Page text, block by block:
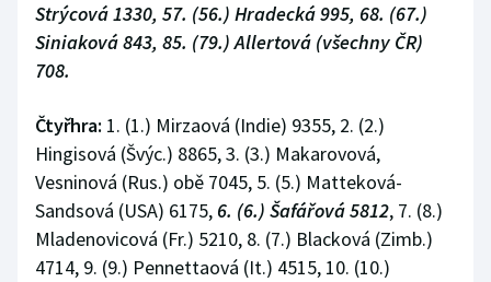
Strýcová 1330, 57. (56.) Hradecká 995, 68. (67.)
Siniaková 843, 85. (79.) Allertová (všechny ČR)
708.
Čtyřhra: 1. (1.) Mirzaová (Indie) 9355, 2. (2.)
Hingisová (Švýc.) 8865, 3. (3.) Makarovová,
Vesninová (Rus.) obě 7045, 5. (5.) Matteková-
Sandsová (USA) 6175, 6. (6.) Šafářová 5812, 7. (8.)
Mladenovicová (Fr.) 5210, 8. (7.) Blacková (Zimb.)
4714, 9. (9.) Pennettaová (It.) 4515, 10. (10.)